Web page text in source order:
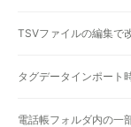
TSVファイルの編集で
タグデータインポート
電話帳フォルダ内の一